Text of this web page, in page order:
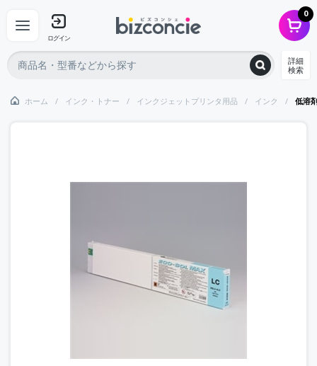
ログイン
0
詳細
検索
ホーム インク・トナー インクジェットプリンタ用品 インク 低溶